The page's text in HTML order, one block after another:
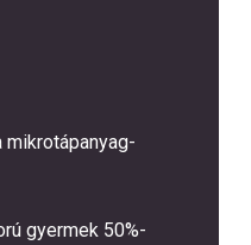
gyermek 50%-